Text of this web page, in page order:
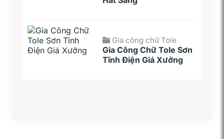
Gia công chữ Tole
Gia Công Chữ Tole Sơn
Tĩnh Điện Giá Xưởng